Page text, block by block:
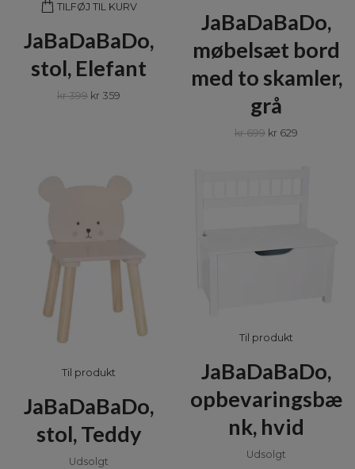
TILFØJ TIL KURV
JaBaDaBaDo,
stol, Elefant
kr 399 kr 359
JaBaDaBaDo,
møbelsæt bord
med to skamler,
grå
kr 699 kr 629
Til produkt
JaBaDaBaDo,
stol, Teddy
Udsolgt
Til produkt
JaBaDaBaDo,
opbevaringsbæ
nk, hvid
Udsolgt